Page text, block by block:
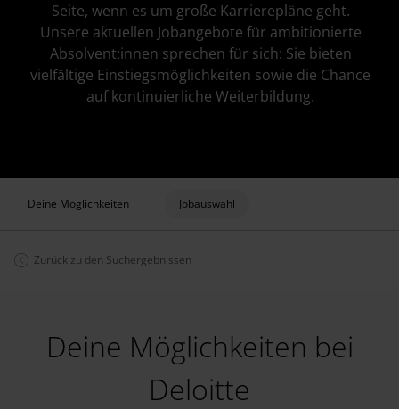
Seite, wenn es um große Karrierepläne geht.
Unsere aktuellen Jobangebote für ambitionierte
Absolvent:innen sprechen für sich: Sie bieten
vielfältige Einstiegsmöglichkeiten sowie die Chance
auf kontinuierliche Weiterbildung.
Deine Möglichkeiten Jobauswahl
Zurück zu den Suchergebnissen
Deine Möglichkeiten bei
Deloitte